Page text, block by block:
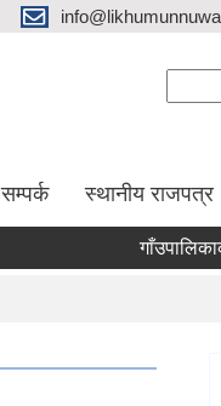
सम्पर्क स्थानीय राजपत्र